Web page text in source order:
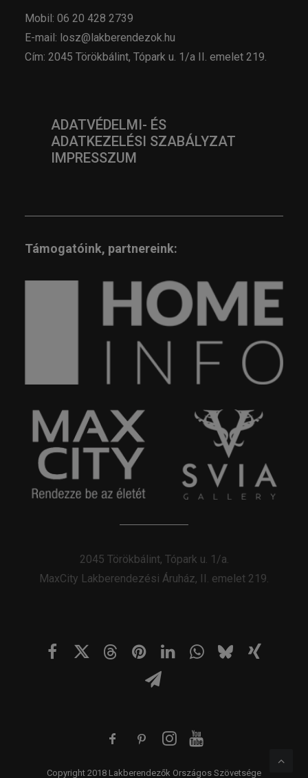
Mobil: 06 20 428 2739
E-mail: losz@lakberendezok.hu
Cím: 2045 Törökbálint, Tópark u. 1/a II. emelet 219.
ADATVÉDELMI- ÉS
ADATKEZELÉSI SZABÁLYZAT
IMPRESSZUM
Támogatóink, partnereink:
2045 Törökbálint, Tópark u. 1/a.
MaxCity Lakberendezési Áruház, II. emelet 219.
Copyright 2018 Lakberendezők Országos Szövetsége